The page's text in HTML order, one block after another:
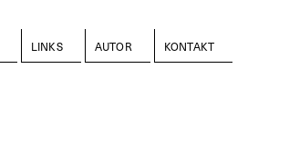
LINKS AUTOR KONTAKT